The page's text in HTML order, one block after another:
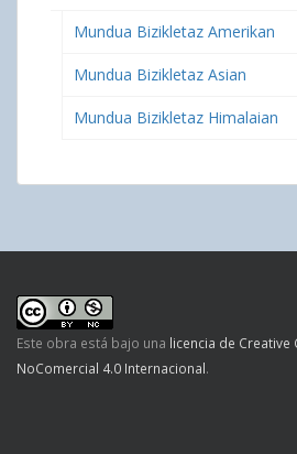
Mundua Bizikletaz Amerikan
Mundua Bizikletaz Asian
Mundua Bizikletaz Himalaian
Este obra está bajo una licencia de
NoComercial 4.0 Internacional.